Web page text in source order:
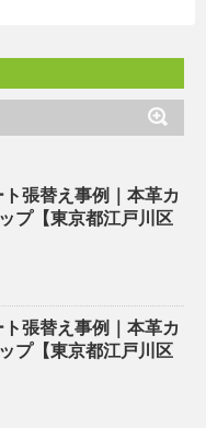
ト張替え事例｜本革カ
プ【東京都江戸川区
ト張替え事例｜本革カ
プ【東京都江戸川区